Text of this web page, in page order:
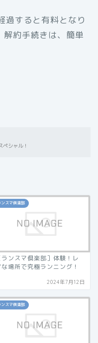
過すると有料となり
解約手続きは、簡単
ペシャル！
ンスマ倶楽部
ランスマ倶楽部］体験！レ
な場所で究極ランニング！
2024年7月12日
ンスマ倶楽部